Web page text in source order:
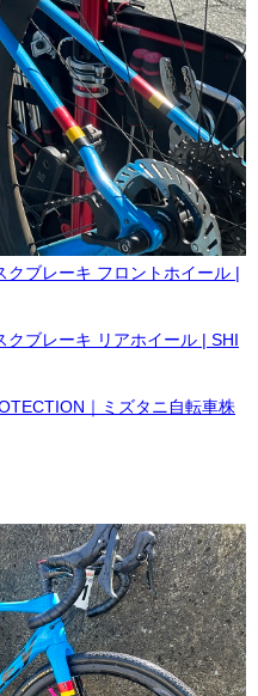
ブレーキ フロントホイール |
ブレーキ リアホイール | SHI
｜ミズタニ自転車株